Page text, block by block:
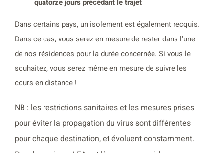
quatorze jours précédant le trajet
Dans certains pays, un isolement est également recquis.
Dans ce cas, vous serez en mesure de rester dans l’une
de nos résidences pour la durée concernée. Si vous le
souhaitez, vous serez même en mesure de suivre les
cours en distance !
NB : les restrictions sanitaires et les mesures prises
pour éviter la propagation du virus sont différentes
pour chaque destination, et évoluent constamment.